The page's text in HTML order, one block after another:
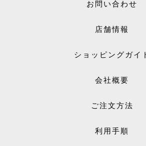
お問い合わせ
店舗情報
ショッピングガイ
会社概要
ご注文方法
利用手順